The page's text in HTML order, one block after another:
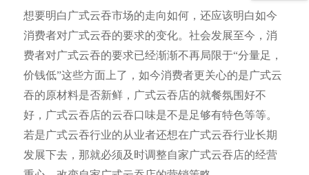
想要明白广式云吞市场的走向如何，还应该明白如今
消费者对广式云吞的要求的变化。社会发展至今，消
费者对广式云吞的要求已经渐渐不再局限于“分量足，
价钱低”这些方面上了，如今消费者更关心的是广式云
吞的原材料是否新鲜，广式云吞店的就餐氛围好不
好，广式云吞店的云吞口味是不是足够有特色等等。
若是广式云吞行业的从业者还想在广式云吞行业长期
发展下去，那就必须及时调整自家广式云吞店的经营